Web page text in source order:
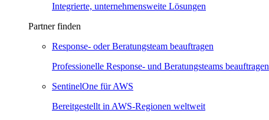
Integrierte, unternehmensweite Lösungen
Partner finden
Response- oder Beratungsteam beauftragen
Professionelle Response- und Beratungsteams beauftragen
SentinelOne für AWS
Bereitgestellt in AWS-Regionen weltweit